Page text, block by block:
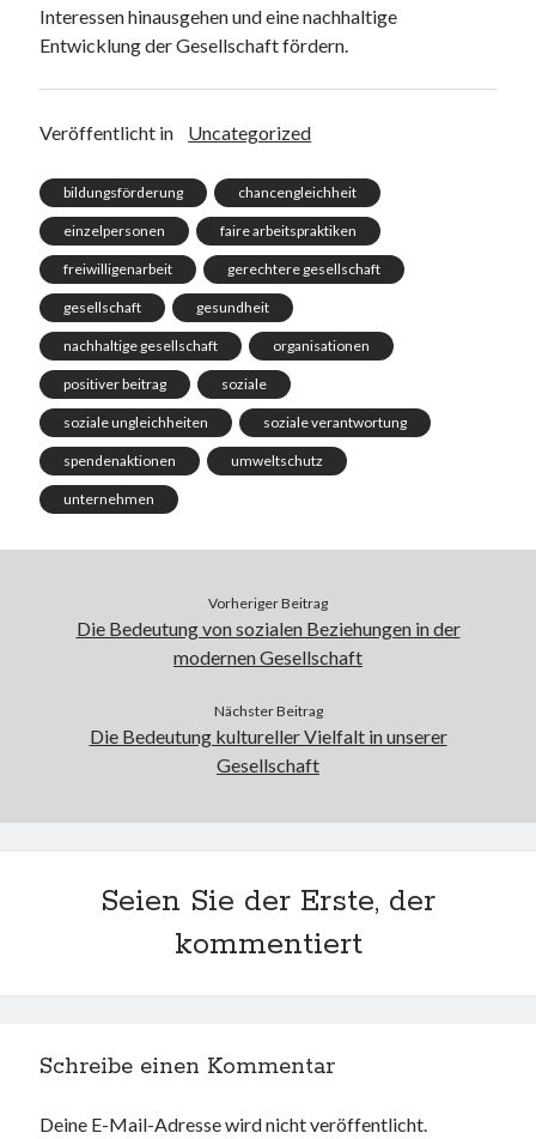
Interessen hinausgehen und eine nachhaltige
Entwicklung der Gesellschaft fördern.
Veröffentlicht in Uncategorized
bildungsförderung chancengleichheit
einzelpersonen faire arbeitspraktiken
freiwilligenarbeit gerechtere gesellschaft
gesellschaft gesundheit
nachhaltige gesellschaft organisationen
positiver beitrag soziale
soziale ungleichheiten soziale verantwortung
spendenaktionen umweltschutz
unternehmen
Vorheriger Beitrag
Die Bedeutung von sozialen Beziehungen in der
modernen Gesellschaft
Nächster Beitrag
Die Bedeutung kultureller Vielfalt in unserer
Gesellschaft
Seien Sie der Erste, der
kommentiert
Schreibe einen Kommentar
Deine E-Mail-Adresse wird nicht veröffentlicht.